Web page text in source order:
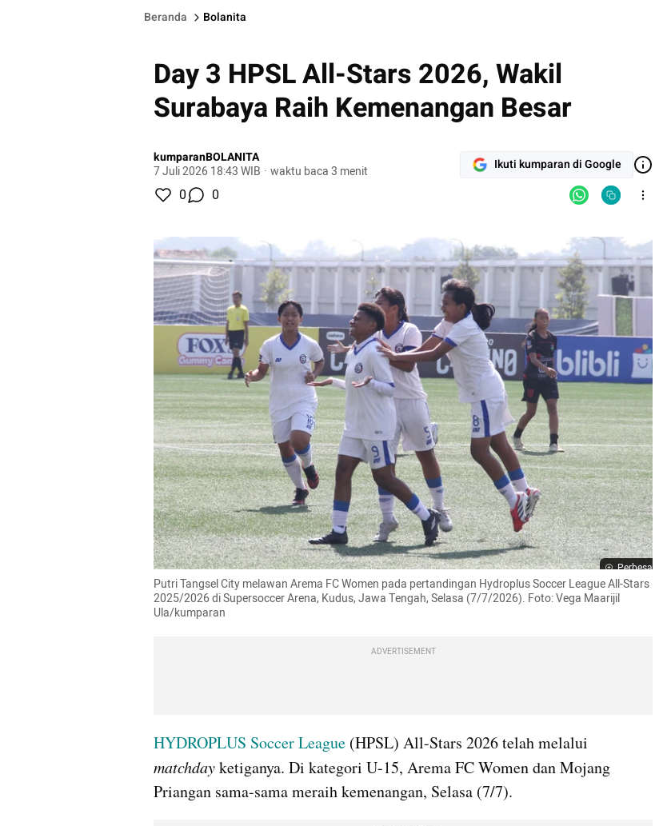
Beranda Bolanita
Day 3 HPSL All-Stars 2026, Wakil
Surabaya Raih Kemenangan Besar
kumparanBOLANITA
7 Juli 2026 18:43 WIB · waktu baca 3 menit Ikuti kumparan di Google
0 0
Perbesar
Putri Tangsel City melawan Arema FC Women pada pertandingan Hydroplus Soccer League All-Stars
2025/2026 di Supersoccer Arena, Kudus, Jawa Tengah, Selasa (7/7/2026). Foto: Vega Maarijil
Ula/kumparan
ADVERTISEMENT
HYDROPLUS Soccer League
matchday ketiganya. Di kategori U-15, Arema FC Women dan Mojang
Priangan sama-sama meraih kemenangan, Selasa (7/7).